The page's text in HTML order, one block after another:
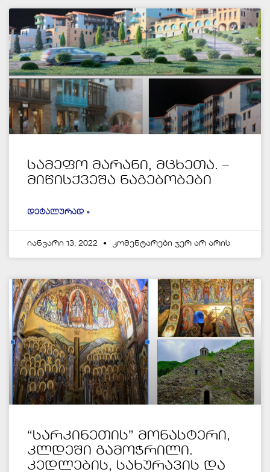
სამეფო მარანი, მცხეთა. –
მიწისქვეშა ნაგებობები
ᲓᲔᲢᲐᲚᲣᲠᲐᲓ »
იანვარი 13, 2022 კომენტარები ჯერ არ არის
“სარკინეთის” მონასტერი,
კლდეში გამოჭრილი.
კედლების, სახურავის და